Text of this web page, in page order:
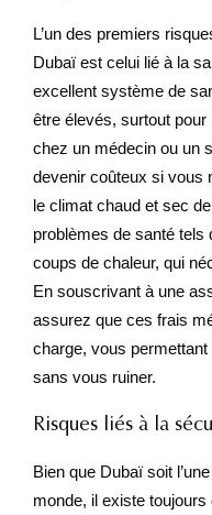
L’un des premiers
Dubaï est celui lié à la
excellent système de
être élevés, surtout
chez un médecin ou un
devenir coûteux si vous
le climat chaud et sec
problèmes de santé tels
coups de chaleur, qui
En souscrivant à une
assurez que ces frais
charge, vous
sans vous ruiner.
Risques liés à la
Bien que Dubaï soit
monde, il existe